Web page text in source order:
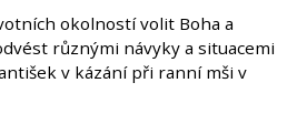
okolností volit Boha a
různými návyky a situacemi
v kázání při ranní mši v